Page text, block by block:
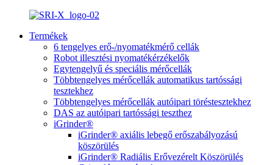
Termékek
6 tengelyes erő-/nyomatékmérő cellák
Robot illesztési nyomatékérzékelők
Egytengelyű és speciális mérőcellák
Többtengelyes mérőcellák automatikus tartóssági
tesztekhez
Többtengelyes mérőcellák autóipari töréstesztekhez
DAS az autóipari tartóssági teszthez
iGrinder®
iGrinder® axiális lebegő erőszabályozású
köszörülés
iGrinder® Radiális Erővezérelt Köszörülés